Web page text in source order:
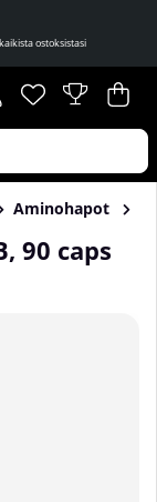
ostoksistasi
Toivelista
Lukumäärä
. .
Aminohapot
90 caps
caps